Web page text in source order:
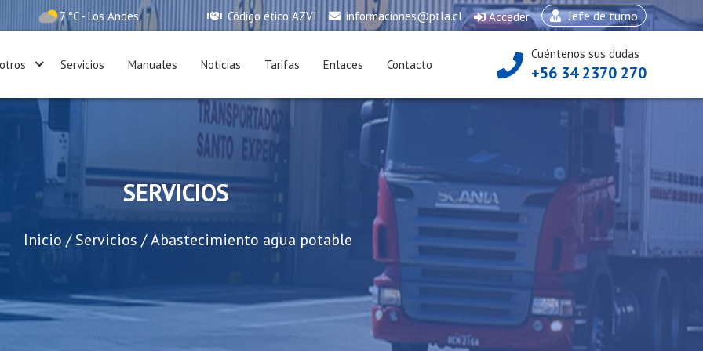
7 °C - Los Andes Código ético AZVI informaciones@ptla.cl Acceder Jefe de turno
Servicios Manuales Noticias Tarifas Enlaces Contacto
Cuéntenos sus dudas
+56 34 2370 270
SERVICIOS
Inicio / Servicios / Abastecimiento agua potable